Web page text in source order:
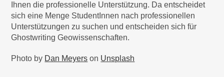
Ihnen die professionelle Unterstützung. Da entscheidet
sich eine Menge StudentInnen nach professionellen
Unterstützungen zu suchen und entscheiden sich für
Ghostwriting Geowissenschaften.
Photo by Dan Meyers on Unsplash